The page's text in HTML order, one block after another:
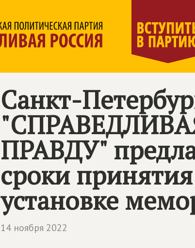
Санкт-
"
ПРАВДУ"
сроки
установке
14 ноября 2022